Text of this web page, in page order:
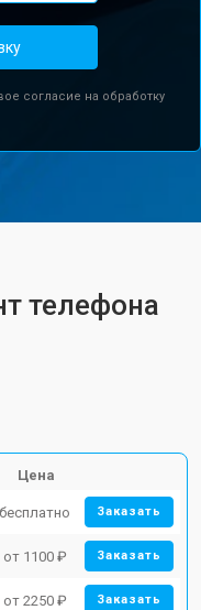
согласие на обработку
телефона
Цена
бесплатно Заказать
от 1100 ₽ Заказать
от 2250 ₽ Заказать